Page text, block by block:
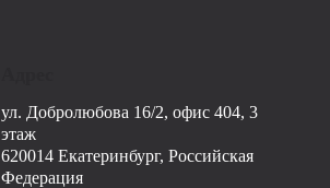
ул. Добролюбова 16/2, офис 404, 3
этаж
620014 Екатеринбург, Российская
Федерация